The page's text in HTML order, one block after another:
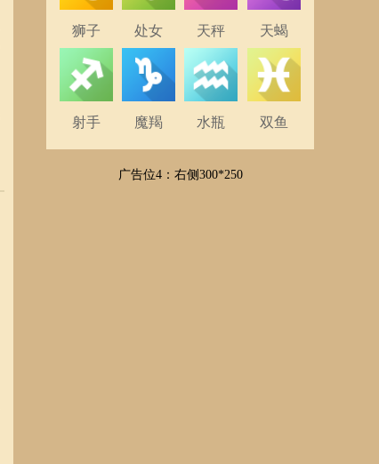
狮子 处女 天秤 天蝎
射手 魔羯 水瓶 双鱼
广告位4：右侧300*250